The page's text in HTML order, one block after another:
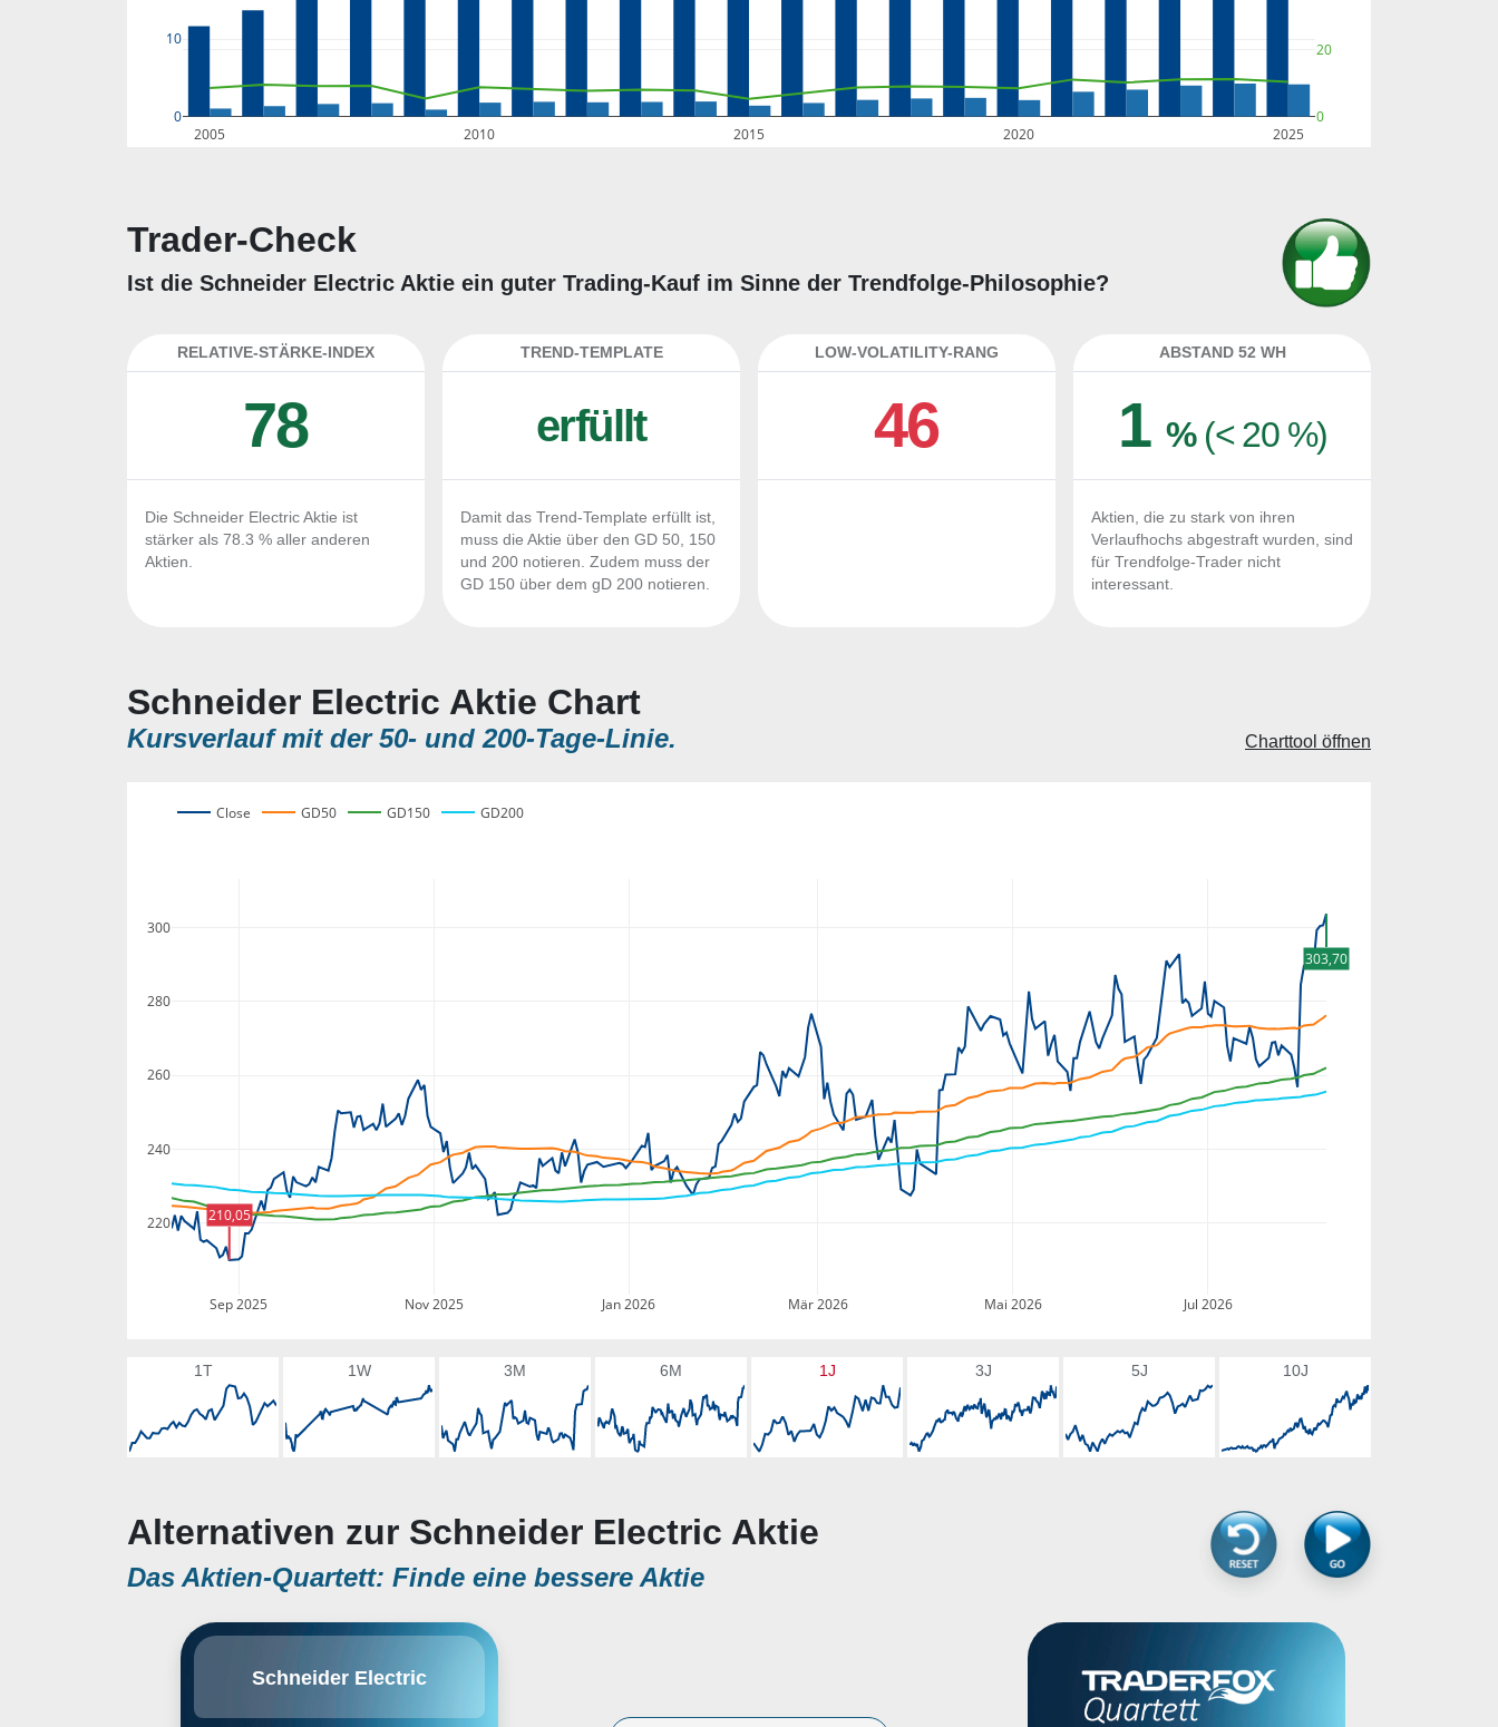
2005 2010 2015 2020 2025
0
10
0
20
Trader-Check
Ist die Schneider Electric Aktie ein guter Trading-Kauf im Sinne der Trendfolge-Philosophie?
RELATIVE-STÄRKE-INDEX
78
Die Schneider Electric Aktie ist
stärker als 78.3 % aller anderen
Aktien.
TREND-TEMPLATE
erfüllt
Damit das Trend-Template erfüllt ist,
muss die Aktie über den GD 50, 150
und 200 notieren. Zudem muss der
GD 150 über dem gD 200 notieren.
LOW-VOLATILITY-RANG
46
ABSTAND 52 WH
1% (< 20 %)
Aktien, die zu stark von ihren
Verlaufhochs abgestraft wurden, sind
für Trendfolge-Trader nicht
interessant.
Schneider Electric Aktie Chart
Kursverlauf mit der 50- und 200-Tage-Linie. Charttool öffnen
Sep 2025 Nov 2025 Jan 2026 Mär 2026 Mai 2026 Jul 2026
220
240
260
280
300
Close GD50 GD150 GD200
303,70
210,05
1T 1W 3M 6M 1J 3J 5J 10J
Alternativen zur Schneider Electric Aktie
Das Aktien-Quartett: Finde eine bessere Aktie
Schneider Electric
Frankreich ist ein weltweit
aus den Bereichen Industrie,